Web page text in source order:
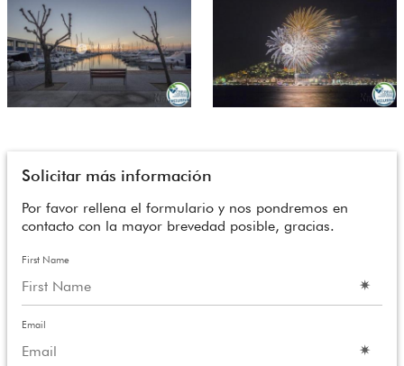
Solicitar más información
Por favor rellena el formulario y nos pondremos en
contacto con la mayor brevedad posible, gracias.
First Name
Email